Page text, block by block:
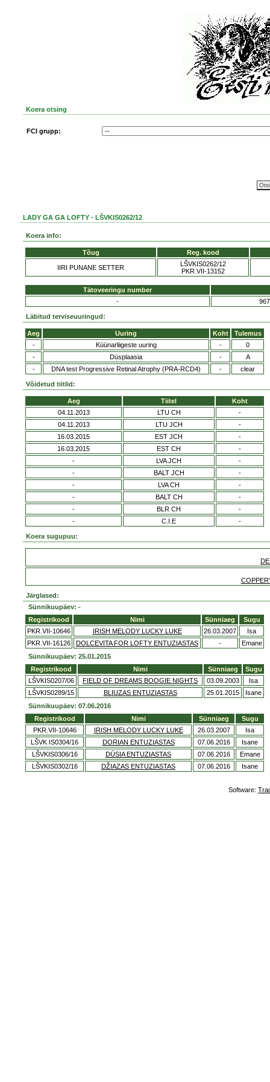
Koera otsing
FCI grupp:
LADY GA GA LOFTY - LŠVKIS0262/12
Koera info:
Tõug Reg. kood
IIRI PUNANE SETTER
LŠVKIS0262/12
PKR.VII-13152
Tätoveeringu number
-
Läbitud terviseuuringud:
Aeg Uuring Koht
Tulemus
-
Küünarliigeste uuring -
0
-
Düsplaasia -
A
-
DNA test Progressive Retinal Atrophy (PRA-RCD4) - clear
Võidetud tiitlid:
Aeg Tiitel
Koht
04.11.2013
LTU CH
-
04.11.2013
LTU JCH
-
16.03.2015
EST JCH
-
16.03.2015
EST CH
-
-
LVA JCH
-
-
BALT JCH
-
-
LVA CH
-
-
BALT CH
-
-
BLR CH
-
-
C.I.E -
Koera sugupuu:
Järglased:
Sünnikuupäev: -
Registrikood
Nimi Sünniaeg
Sugu
PKR.VII-10646
IRISH MELODY LUCKY LUKE 26.03.2007
Isa
PKR.VII-16126
DOLCEVITA FOR LOFTY ENTUZIASTAS -
Emane
Sünnikuupäev: 25.01.2015
Registrikood
Nimi Sünniaeg
Sugu
LŠVKIS0207/06
FIELD OF DREAMS BOOGIE NIGHTS 03.09.2003
Isa
LŠVKIS0289/15
BLIUZAS ENTUZIASTAS 25.01.2015
Isane
Sünnikuupäev: 07.06.2016
Registrikood
Nimi Sünniaeg
Sugu
PKR.VII-10646
IRISH MELODY LUCKY LUKE 26.03.2007
Isa
LŠVK IS0304/16
DORIAN ENTUZIASTAS 07.06.2016
Isane
LŠVKIS0306/16
DŪSIA ENTUZIASTAS 07.06.2016
Emane
LŠVKIS0302/16
DŽIAZAS ENTUZIASTAS 07.06.2016 Isane
Software: